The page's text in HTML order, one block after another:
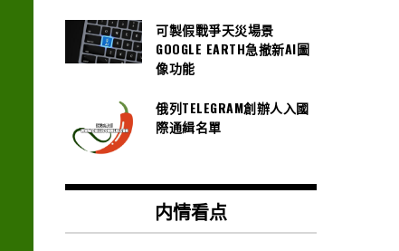
可製假戰爭天災場景
GOOGLE EARTH急撤新AI圖
像功能
俄列TELEGRAM創辦人入國
際通緝名單
内情看点